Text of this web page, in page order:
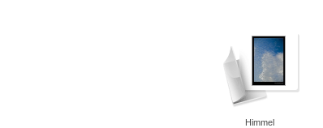
Himmel